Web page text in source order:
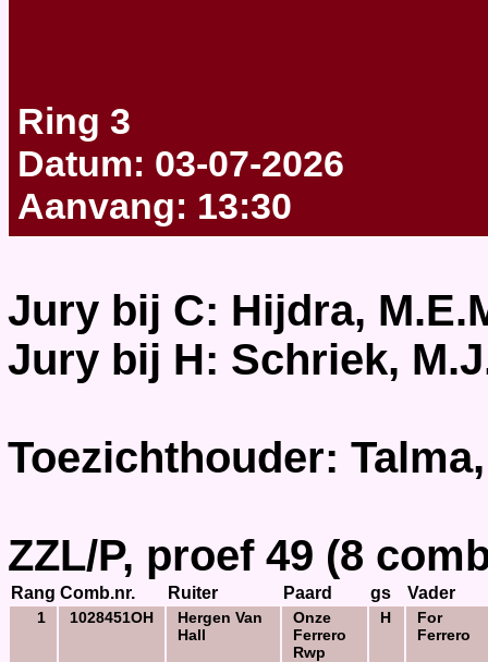
Ring 3
Datum: 03-07-2026
Aanvang: 13:30
Jury bij C: Hijdra,
Jury bij H: Schriek,
Toezichthouder:
ZZL/P, proef 49 (8
Rang Comb.nr. Ruiter Paard gs Vader
1 1028451OH
Hergen Van
Hall
Onze
Ferrero
Rwp
H
For
Ferrero